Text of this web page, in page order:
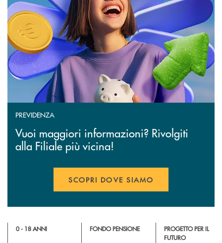
PREVIDENZA
Vuoi maggiori informazioni? Rivolgiti
alla Filiale più vicina!
SCOPRI DOVE SIAMO
0 - 18 ANNI FONDO PENSIONE
PROGETTO PER IL
FUTURO